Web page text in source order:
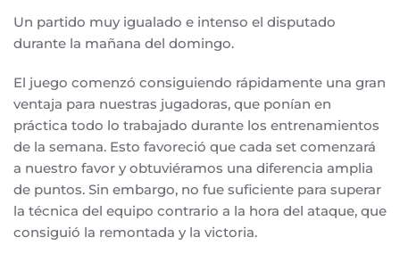
Un partido muy igualado e intenso el disputado
durante la mañana del domingo.
El juego comenzó consiguiendo rápidamente una gran
ventaja para nuestras jugadoras, que ponían en
práctica todo lo trabajado durante los entrenamientos
de la semana. Esto favoreció que cada set comenzará
a nuestro favor y obtuviéramos una diferencia amplia
de puntos. Sin embargo, no fue suficiente para superar
la técnica del equipo contrario a la hora del ataque, que
consiguió la remontada y la victoria.